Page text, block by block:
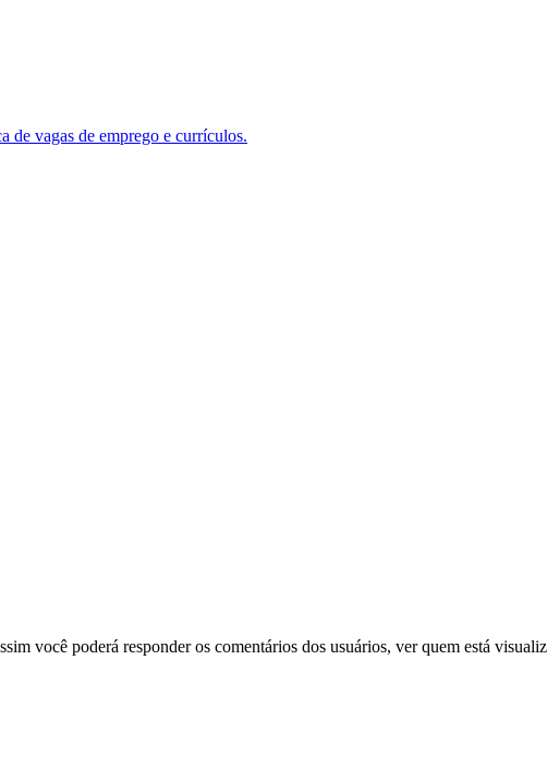
você poderá responder os comentários dos usuários, ver quem está